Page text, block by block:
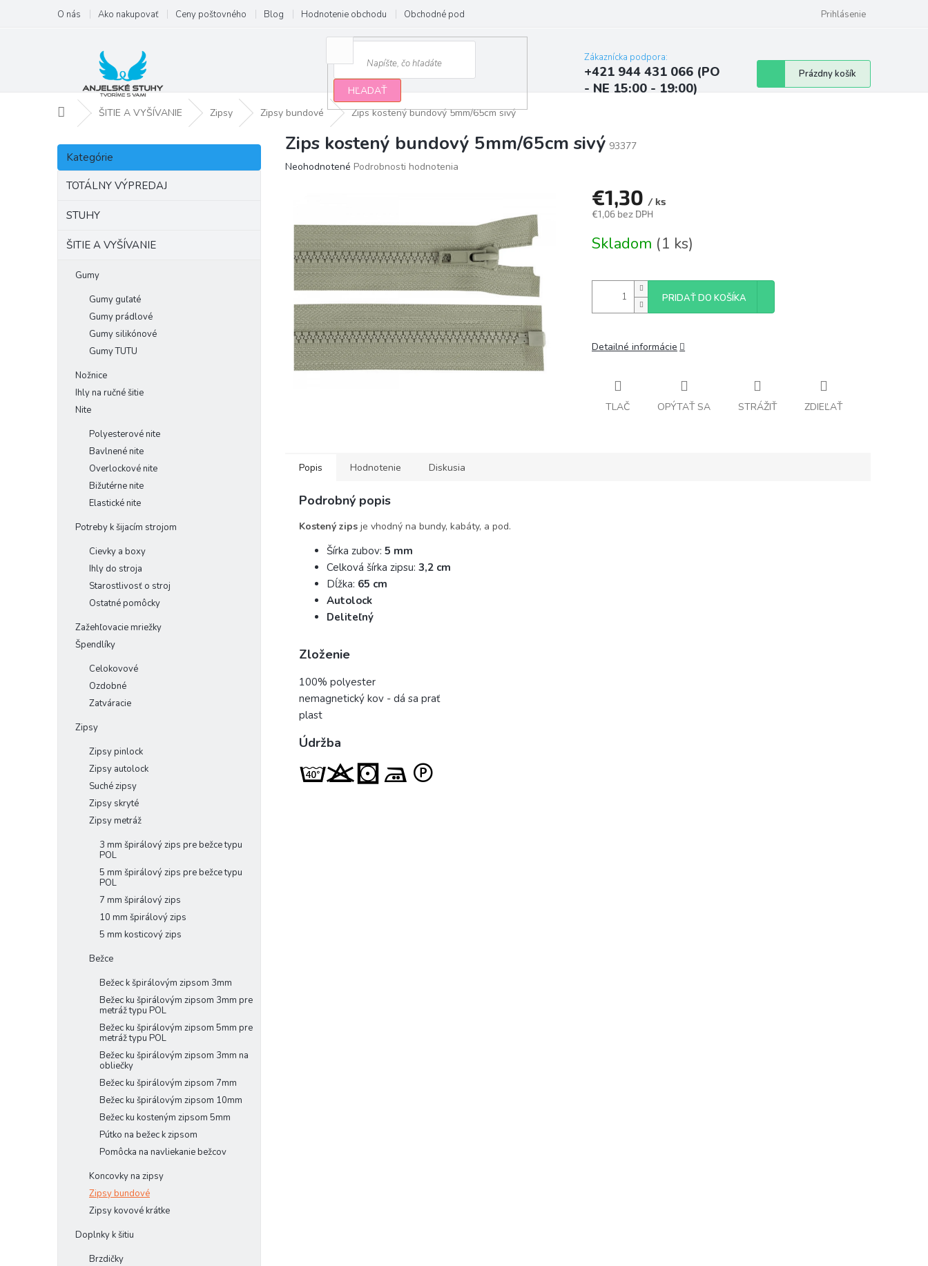
obsah
O nás Ako nakupovať Ceny poštovného Blog Hodnotenie obchodu Obchodné podmienky Najčastejšie otázky a odpovede
Prihlásenie
HĽADAŤ
Zákaznícka podpora:
+421 944 431 066 (PO
- NE 15:00 - 19:00)
Nákupný
košík
Prázdny košík
DomovŠITIE A VYŠÍVANIE Zipsy Zipsy bundové Zips kostený bundový 5mm/65cm sivý
B
č
Preskočiť
kategórie
Kategórie
TOTÁLNY VÝPREDAJ
STUHY
ŠITIE A VYŠÍVANIE
Gumy
Gumy guľaté
Gumy prádlové
Gumy silikónové
Gumy TUTU
Nožnice
Ihly na ručné šitie
Nite
Polyesterové nite
Bavlnené nite
Overlockové nite
Bižutérne nite
Elastické nite
Potreby k šijacím strojom
Cievky a boxy
Ihly do stroja
Starostlivosť o stroj
Ostatné pomôcky
Zažehľovacie mriežky
Špendlíky
Celokovové
Ozdobné
Zatváracie
Zipsy
Zipsy pinlock
Zipsy autolock
Suché zipsy
Zipsy skryté
Zipsy metráž
3 mm špirálový zips pre bežce typu
POL
5 mm špirálový zips pre bežce typu
POL
7 mm špirálový zips
10 mm špirálový zips
5 mm kosticový zips
Bežce
Bežec k špirálovým zipsom 3mm
Bežec ku špirálovým zipsom 3mm pre
metráž typu POL
Bežec ku špirálovým zipsom 5mm pre
metráž typu POL
Bežec ku špirálovým zipsom 3mm na
obliečky
Bežec ku špirálovým zipsom 7mm
Bežec ku špirálovým zipsom 10mm
Bežec ku kosteným zipsom 5mm
Pútko na bežec k zipsom
Pomôcka na navliekanie bežcov
Koncovky na zipsy
Zipsy bundové
Zipsy kovové krátke
Doplnky k šitiu
Brzdičky
Zips kostený bundový 5mm/65cm sivý 93377
Priemerné
hviezdičiek.
Neohodnotené Podrobnosti hodnotenia
€1,30 / ks
€1,06 bez DPH
cena:
Skladom (1 ks)
PRIDAŤ DO KOŠÍKA
Detailné informácie
TLAČ OPÝTAŤ SA STRÁŽIŤ ZDIEĽAŤ
Popis Hodnotenie Diskusia
Podrobný popis
Kostený zips je vhodný na bundy, kabáty, a pod.
Šírka zubov: 5 mm
Celková šírka zipsu: 3,2 cm
Dĺžka: 65 cm
Autolock
Deliteľný
Zloženie
100% polyester
nemagnetický kov - dá sa prať
plast
Údržba